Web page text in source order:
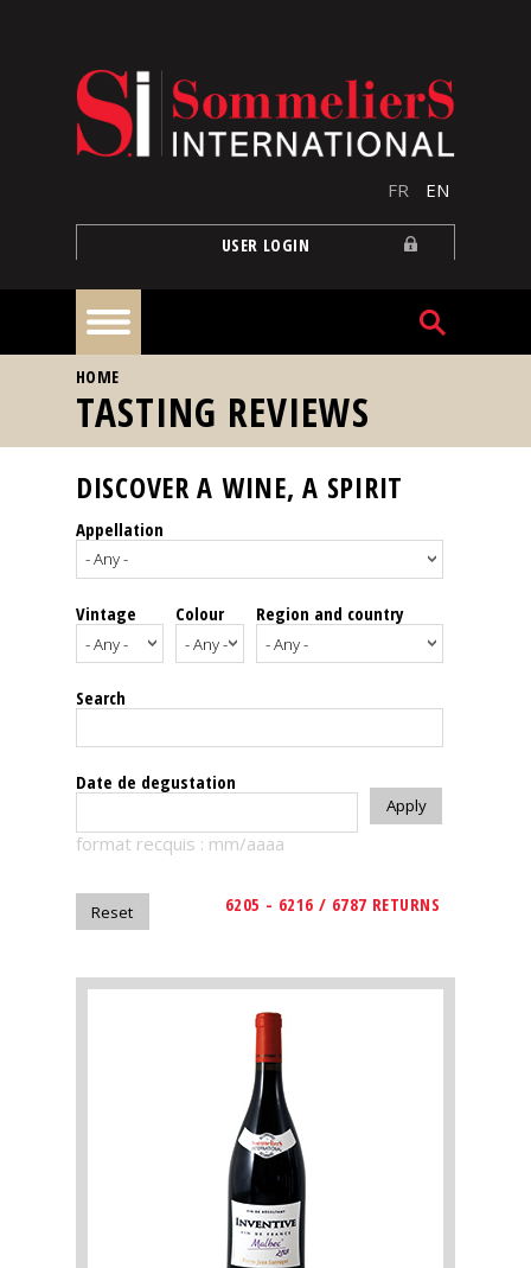
FR EN
USER LOGIN
Home
Our
events
Spirits
Tasting
reviews
The
magazine
Magazine
YOU ARE HERE
HOME
TASTING REVIEWS
DISCOVER A WINE, A SPIRIT
Appellation
Vintage Colour Region and country
Search
Date de degustation
format recquis : mm/aaaa
6205 - 6216 / 6787 RETURNS